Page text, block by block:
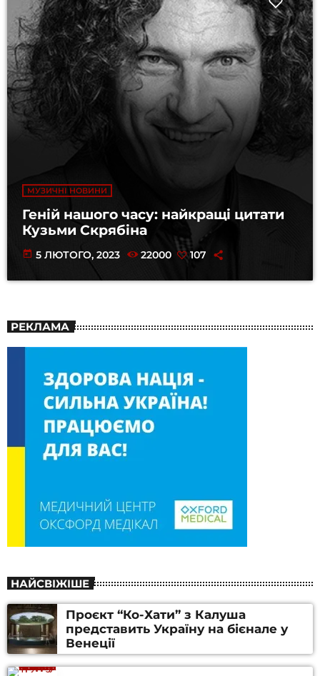
МУЗИЧНІ НОВИНИ
Геній нашого часу: найкращі цитати
Кузьми Скрябіна
today 5 ЛЮТОГО, 2023 22000 107
РЕКЛАМА
НАЙСВІЖІШЕ
Проєкт “Ко-Хати” з Калуша
представить Україну на бієнале у
Венеції